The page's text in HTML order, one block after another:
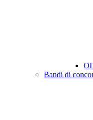
Bandi di